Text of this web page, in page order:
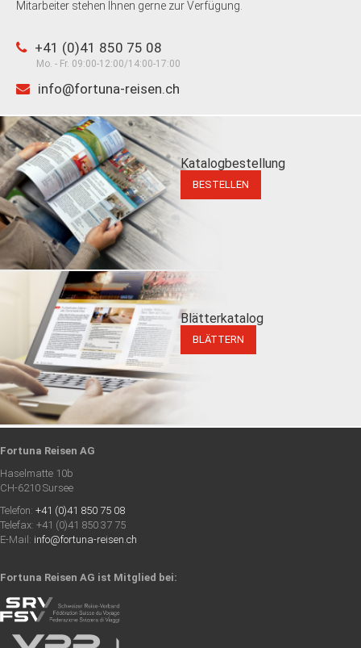
Mitarbeiter stehen Ihnen gerne zur Verfügung.
+41 (0)41 850 75 08
Mo. - Fr. 09:00-12:00/14:00-17:00
info@fortuna-reisen.ch
Katalogbestellung
BESTELLEN
Blätterkatalog
BLÄTTERN
Fortuna Reisen AG
Haselmatte 10b
CH-6210 Sursee
Telefon: +41 (0)41 850 75 08
Telefax: +41 (0)41 850 37 75
E-Mail: info@fortuna-reisen.ch
Fortuna Reisen AG ist Mitglied bei: